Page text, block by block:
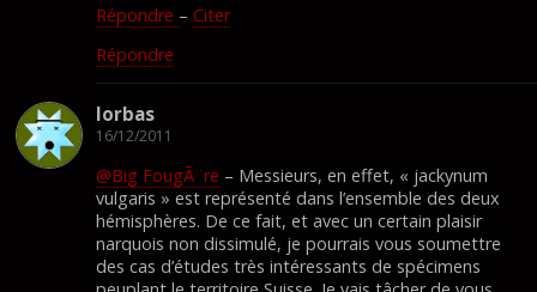
Répondre – Citer
Répondre
lorbas
16/12/2011
@Big FougÃ¨re – Messieurs, en effet, « jackynum
vulgaris » est représenté dans l’ensemble des deux
hémisphères. De ce fait, et avec un certain plaisir
narquois non dissimulé, je pourrais vous soumettre
des cas d’études très intéressants de spécimens